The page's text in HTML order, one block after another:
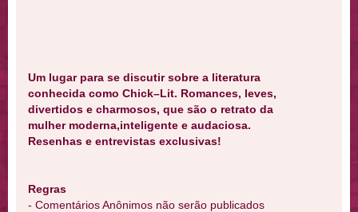
Um lugar para se discutir sobre a literatura
conhecida como Chick–Lit. Romances, leves,
divertidos e charmosos, que são o retrato da
mulher moderna,inteligente e audaciosa.
Resenhas e entrevistas exclusivas!
Regras
- Comentários Anônimos não serão publicados